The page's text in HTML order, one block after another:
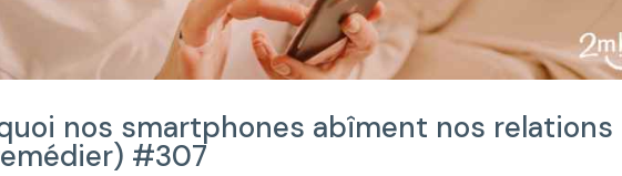
nos smartphones abîment nos relations
#307